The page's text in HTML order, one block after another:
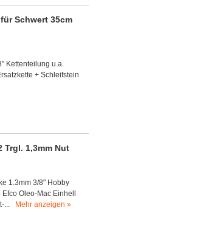
Schwert 35cm
Kettenteilung u.a.
+ Schleifstein
Trgl. 1,3mm Nut
1.3mm 3/8" Hobby
Oleo-Mac Einhell
...
Mehr anzeigen »